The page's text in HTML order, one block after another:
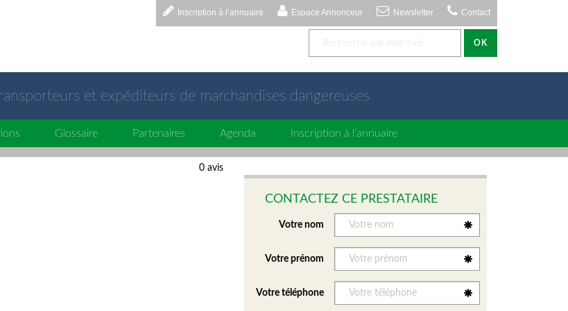
Inscription à l’annuaire Espace Annonceur Newsletter Contact
OK
et expéditeurs de marchandises dangereuses
Glossaire Partenaires Agenda Inscription à l’annuaire
0 avis
CONTACTEZ CE PRESTATAIRE
Votre nom
Votre prénom
Votre téléphone